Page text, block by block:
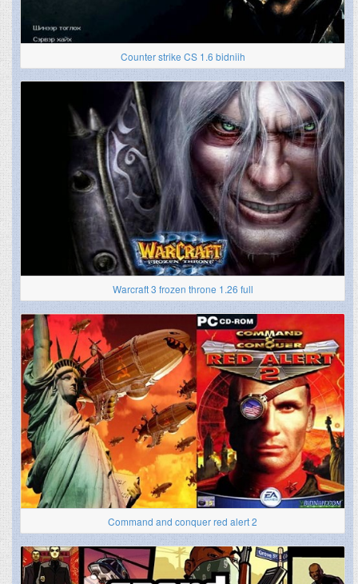
Counter strike CS 1.6 bidniih
Warcraft 3 frozen throne 1.26 full
Command and conquer red alert 2